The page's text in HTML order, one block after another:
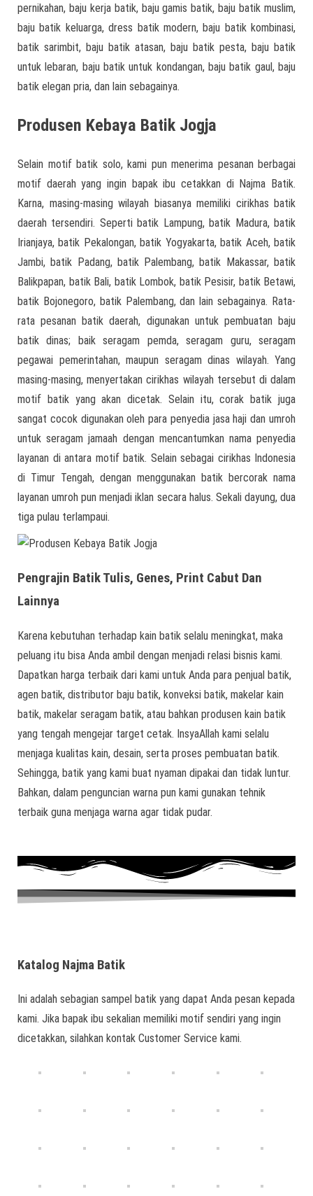
pernikahan, baju kerja batik, baju gamis batik, baju batik muslim,
baju batik keluarga, dress batik modern, baju batik kombinasi,
batik sarimbit, baju batik atasan, baju batik pesta, baju batik
untuk lebaran, baju batik untuk kondangan, baju batik gaul, baju
batik elegan pria, dan lain sebagainya.
Produsen Kebaya Batik Jogja
Selain motif batik solo, kami pun menerima pesanan berbagai
motif daerah yang ingin bapak ibu cetakkan di Najma Batik.
Karna, masing-masing wilayah biasanya memiliki cirikhas batik
daerah tersendiri. Seperti batik Lampung, batik Madura, batik
Irianjaya, batik Pekalongan, batik Yogyakarta, batik Aceh, batik
Jambi, batik Padang, batik Palembang, batik Makassar, batik
Balikpapan, batik Bali, batik Lombok, batik Pesisir, batik Betawi,
batik Bojonegoro, batik Palembang, dan lain sebagainya. Rata-
rata pesanan batik daerah, digunakan untuk pembuatan baju
batik dinas; baik seragam pemda, seragam guru, seragam
pegawai pemerintahan, maupun seragam dinas wilayah. Yang
masing-masing, menyertakan cirikhas wilayah tersebut di dalam
motif batik yang akan dicetak. Selain itu, corak batik juga
sangat cocok digunakan oleh para penyedia jasa haji dan umroh
untuk seragam jamaah dengan mencantumkan nama penyedia
layanan di antara motif batik. Selain sebagai cirikhas Indonesia
di Timur Tengah, dengan menggunakan batik bercorak nama
layanan umroh pun menjadi iklan secara halus. Sekali dayung, dua
tiga pulau terlampaui.
Pengrajin Batik Tulis, Genes, Print Cabut Dan
Lainnya
Karena kebutuhan terhadap kain batik selalu meningkat, maka
peluang itu bisa Anda ambil dengan menjadi relasi bisnis kami.
Dapatkan harga terbaik dari kami untuk Anda para penjual batik,
agen batik, distributor baju batik, konveksi batik, makelar kain
batik, makelar seragam batik, atau bahkan produsen kain batik
yang tengah mengejar target cetak. InsyaAllah kami selalu
menjaga kualitas kain, desain, serta proses pembuatan batik.
Sehingga, batik yang kami buat nyaman dipakai dan tidak luntur.
Bahkan, dalam penguncian warna pun kami gunakan tehnik
terbaik guna menjaga warna agar tidak pudar.
Katalog Najma Batik
Ini adalah sebagian sampel batik yang dapat Anda pesan kepada
kami. Jika bapak ibu sekalian memiliki motif sendiri yang ingin
dicetakkan, silahkan kontak Customer Service kami.